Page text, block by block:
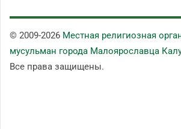
© 2009-2026 Местная религиозная
мусульман города Малоярославца
Все права защищены.